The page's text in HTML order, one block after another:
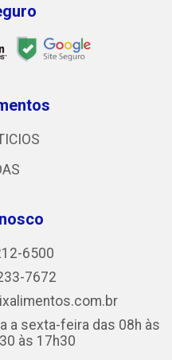
6500
7672
a sexta-feira das 08h às
às 17h30